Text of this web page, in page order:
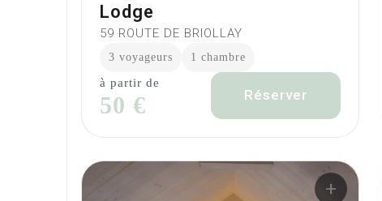
Lodge
59 ROUTE DE BRIOLLAY
3 voyageurs 1 chambre
à partir de
50 € Réserver
+